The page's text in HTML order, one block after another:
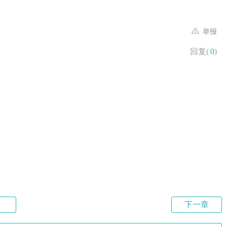
举报
回复(0)
下一章